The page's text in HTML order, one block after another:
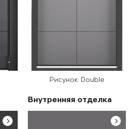
Рисунок: Double
Внутренняя отделка